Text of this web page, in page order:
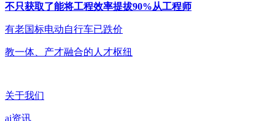
不只获取了能将工程效率提拔90%从工程师
有老国标电动自行车已跌价
教一体、产才融合的人才枢纽
关于我们
ai资讯